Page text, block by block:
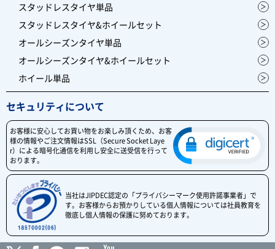
スタッドレスタイヤ単品
スタッドレスタイヤ&ホイールセット
オールシーズンタイヤ単品
オールシーズンタイヤ&ホイールセット
ホイール単品
セキュリティについて
お客様に安心してお買い物をお楽しみ頂くため、お客
様の情報やご注文情報はSSL（Secure Socket Laye
r）による暗号化通信を利用し安全に送受信を行って
おります。
当社はJIPDEC認定の「プライバシーマーク使用許諾事業者」で
す。お客様からお預かりしている個人情報については社員教育を
徹底し個人情報の保護に努めております。